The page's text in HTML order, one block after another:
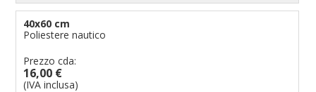
40x60 cm
Poliestere nautico
Prezzo cda:
16,00 €
(IVA inclusa)